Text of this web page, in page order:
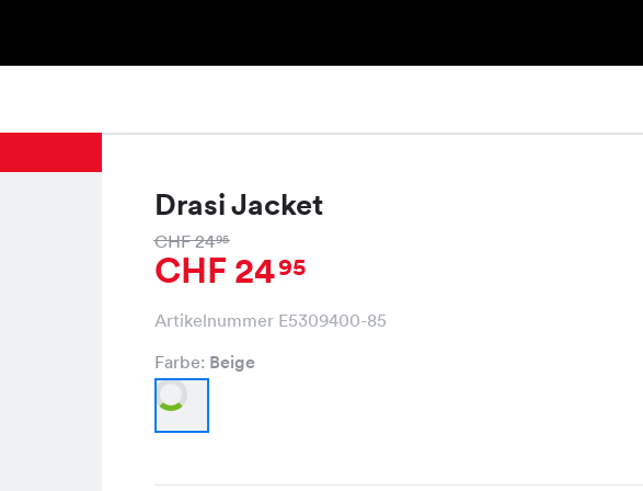
Drasi Jacket
CHF 2495
CHF 2495
Artikelnummer E5309400-85
Farbe: Beige